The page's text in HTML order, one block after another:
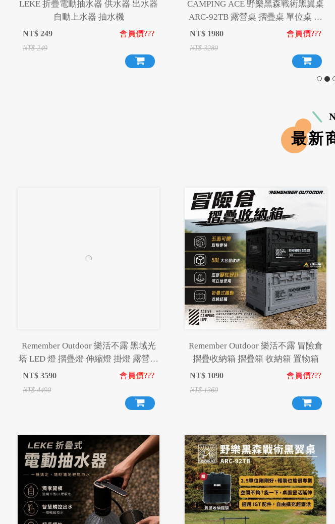
LEKE 折疊電動抽水器 供水器 出水器
自動上水器 抽水機
NT$ 249
NT$249
會員價???
CAMPING ACE 野樂黑森戰術黑翼桌
ARC-92TB 露營桌 摺疊桌 單位桌 折
疊桌 IGT桌 露營 野炊 野餐
NT$ 1980
NT$3280
會員價???
最新
Remember Outdoor 樂活不露 黑域光
塔 LED 燈 摺疊燈 伸縮燈 掛燈 露營燈
NT$ 3590
NT$4490
會員價???
Remember Outdoor 樂活不露 冒險倉
摺疊收納箱 摺疊箱 收納箱 置物箱
NT$ 1090
NT$1360
會員價???